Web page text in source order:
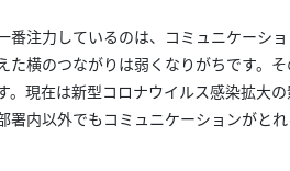
番注力しているのは、コミュニケーシ
た横のつながりは弱くなりがちです。
。現在は新型コロナウイルス感染拡大
署内以外でもコミュニケーションがと